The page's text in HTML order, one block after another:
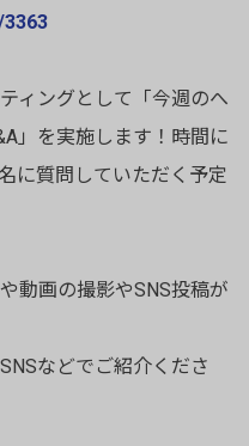
ィングとして「今週のへ
」を実施します！時間に
に質問していただく予定
動画の撮影やSNS投稿が
などでご紹介くださ